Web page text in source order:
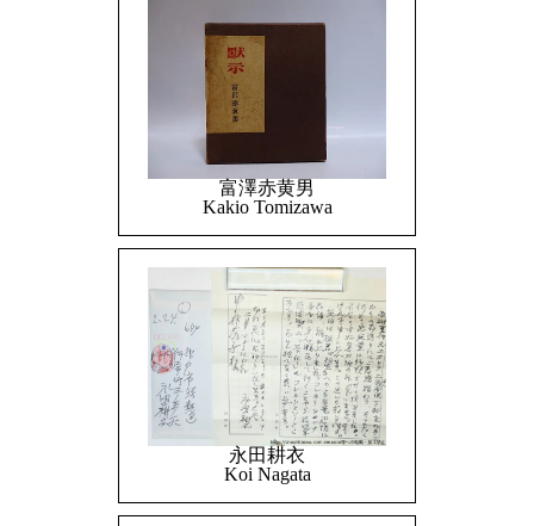
富澤赤黄男
Kakio Tomizawa
永田耕衣
Koi Nagata